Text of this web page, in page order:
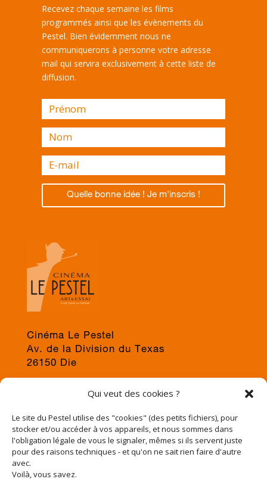
Qui veut des cookies ?
Le site du Pestel utilise des "cookies" (des petits fichiers), pour
stocker et/ou accéder à vos appareils, et nous sommes dans
l'obligation légale de vous le signaler, mêmes si ils servent juste
pour des raisons techniques - et qu'on ne sait rien faire d'autre
avec.
Voilà, vous savez.
Recevez chaque semaine les films
programmés ainsi que les évènements du
Pestel. Bien évidemment nous ne
communiquerons à personne votre adresse
mail qui servira exclusivement à cette liste de
diffusion.
Quelle bonne idée ! Je m'inscris !
Cinéma Le Pestel
Av. de la Division du Texas
26150 Die
jps@cinema-le-pestel.fr
oumediation@cinema-le-pestel.fr